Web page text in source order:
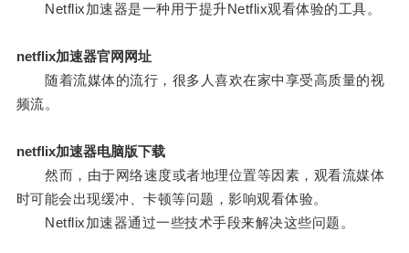
Netflix加速器是一种用于提升Netflix观看体验的工具。
netflix加速器官网网址
随着流媒体的流行，很多人喜欢在家中享受高质量的视
频流。
netflix加速器电脑版下载
然而，由于网络速度或者地理位置等因素，观看流媒体
时可能会出现缓冲、卡顿等问题，影响观看体验。
Netflix加速器通过一些技术手段来解决这些问题。